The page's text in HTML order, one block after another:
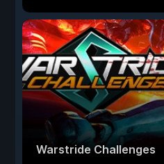
Warstride Challenges